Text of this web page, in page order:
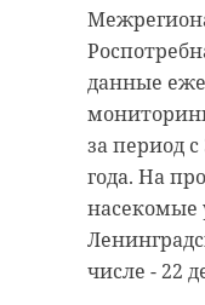
данные
за период
года. На
насекомые
числе - 22
В четверг,
Дрозденко
посетил
В четверг,
участков в
пожилой
На место
Аварийно-